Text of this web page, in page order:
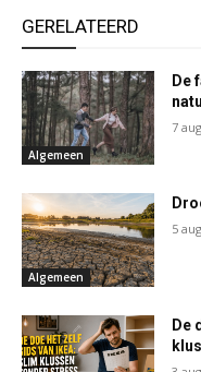
GERELATEERD
Algemeen
De
7
Algemeen
5
De